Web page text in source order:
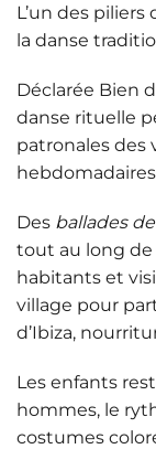
L’un des piliers
la danse
Déclarée Bien
danse rituelle
patronales des
Des ballades
tout au long de
habitants et
village pour
d’Ibiza,
Les enfants
hommes, le
costumes